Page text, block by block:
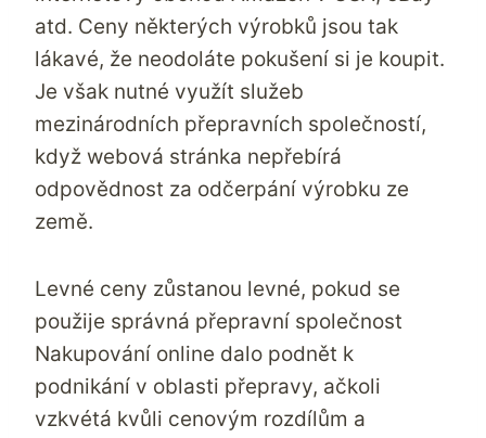
atd. Ceny některých výrobků jsou tak
lákavé, že neodoláte pokušení si je koupit.
Je však nutné využít služeb
mezinárodních přepravních společností,
když webová stránka nepřebírá
odpovědnost za odčerpání výrobku ze
země.
Levné ceny zůstanou levné, pokud se
použije správná přepravní společnost
Nakupování online dalo podnět k
podnikání v oblasti přepravy, ačkoli
vzkvétá kvůli cenovým rozdílům a